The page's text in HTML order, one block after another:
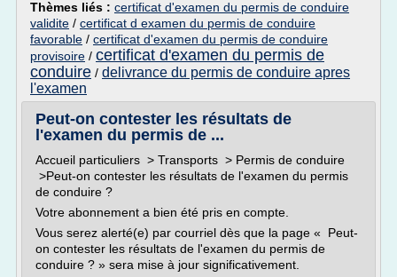
Thèmes liés : certificat d'examen du permis de conduire
validite / certificat d examen du permis de conduire
favorable / certificat d'examen du permis de conduire
provisoire / certificat d'examen du permis de
conduire / delivrance du permis de conduire apres
l'examen
Peut-on contester les résultats de
l'examen du permis de ...
Accueil particuliers > Transports > Permis de conduire
>Peut-on contester les résultats de l'examen du permis
de conduire ?
Votre abonnement a bien été pris en compte.
Vous serez alerté(e) par courriel dès que la page « Peut-
on contester les résultats de l'examen du permis de
conduire ? » sera mise à jour significativement.